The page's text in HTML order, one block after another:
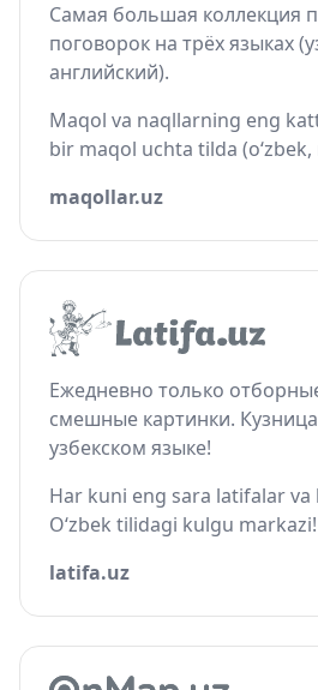
Самая большая коллекция
поговорок на трёх языках
английский).
Maqol va naqllarning eng
bir maqol uchta tilda
maqollar.uz
Ежедневно только
смешные картинки.
узбекском языке!
Har kuni eng sara latifalar va
O‘zbek tilidagi kulgu markazi!
latifa.uz